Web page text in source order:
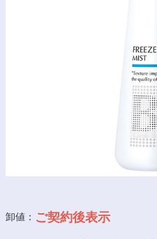
卸値： ご契約後表示